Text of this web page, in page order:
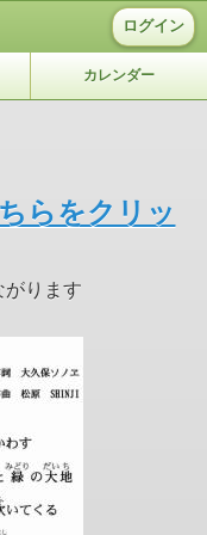
ログイン
カレンダー
らをクリッ
ります